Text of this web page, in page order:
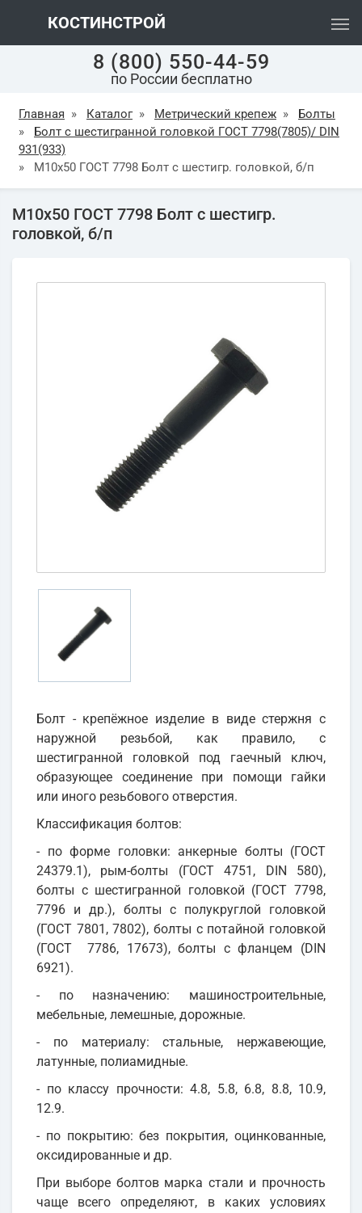
КОСТИНСТРОЙ
8 (800) 550-44-59
по России бесплатно
Главная » Каталог » Метрический крепеж »
Болты
»
Болт с шестигранной головкой ГОСТ 7798(7805)/ DIN
931(933)
»
М10х50 ГОСТ 7798 Болт с шестигр. головкой, б/п
М10х50 ГОСТ 7798 Болт с шестигр.
головкой, б/п
Болт - крепёжное изделие в виде стержня с
наружной резьбой, как правило, с
шестигранной головкой под гаечный ключ,
образующее соединение при помощи гайки
или иного резьбового отверстия.
Классификация болтов:
- по форме головки: анкерные болты (ГОСТ
24379.1), рым-болты (ГОСТ 4751, DIN 580),
болты с шестигранной головкой (ГОСТ 7798,
7796 и др.), болты с полукруглой головкой
(ГОСТ 7801, 7802), болты с потайной головкой
(ГОСТ 7786, 17673), болты с фланцем (DIN
6921).
- по назначению: машиностроительные,
мебельные, лемешные, дорожные.
- по материалу: стальные, нержавеющие,
латунные, полиамидные.
- по классу прочности: 4.8, 5.8, 6.8, 8.8, 10.9,
12.9.
- по покрытию: без покрытия, оцинкованные,
оксидированные и др.
При выборе болтов марка стали и прочность
чаще всего определяют, в каких условиях